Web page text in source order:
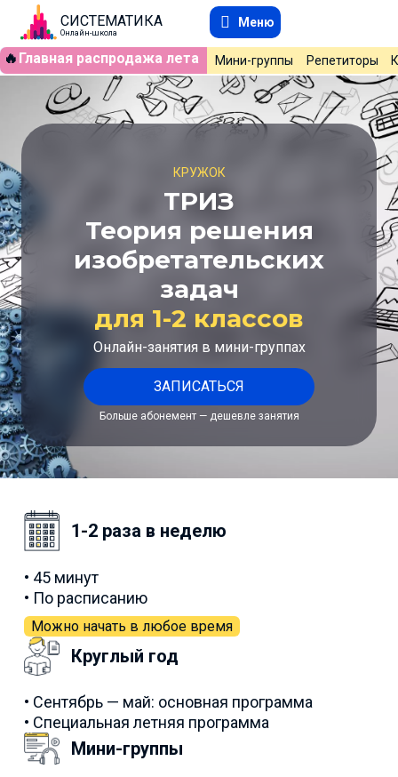
СИСТЕМАТИКА
Онлайн-школа
Меню
🔥 Главная распродажа лета Мини-группы Репетиторы
КРУЖОК
ТРИЗ
Теория решения
изобретательских
задач
для 1-2 классов
Онлайн-занятия в мини-группах
ЗАПИСАТЬСЯ
Больше абонемент — дешевле занятия
1-2 раза в неделю
• 45 минут
• По расписанию
Можно начать в любое время
Круглый год
• Сентябрь — май: основная программа
• Специальная летняя программа
Мини-группы